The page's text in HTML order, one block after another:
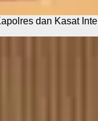
dan Kasat